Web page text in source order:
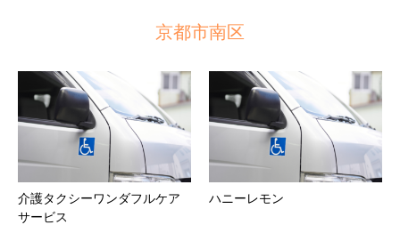
京都市南区
介護タクシーワンダフルケア
サービス
ハニーレモン